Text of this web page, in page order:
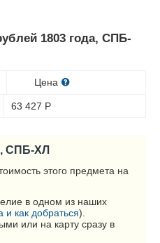
1803 года, СПБ-
Цена
63 427 Р
СПБ-ХЛ
этого предмета на
в одном из наших
и как добраться).
или на карту сразу в